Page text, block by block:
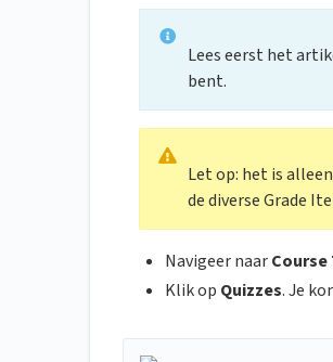
Lees eerst het
bent.
Let op: het is
de diverse Grade
Navigeer naarCourse
Klik op Quizzes. Je